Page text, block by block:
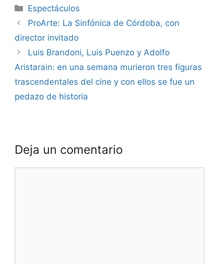
Espectáculos
ProArte: La Sinfónica de Córdoba, con
director invitado
Luis Brandoni, Luis Puenzo y Adolfo
Aristarain: en una semana murieron tres figuras
trascendentales del cine y con ellos se fue un
pedazo de historia
Deja un comentario